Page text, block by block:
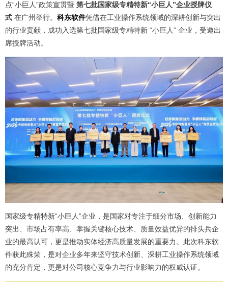
点“小巨人”政策宣贯暨 第七批国家级专精特新“小巨人”企业授牌仪
式 在广州举行。 科东软件凭借在工业操作系统领域的深耕创新与突出
的行业贡献，成功入选第七批国家级专精特新 “小巨人” 企业，受邀出
席授牌活动。
国家级专精特新“小巨人”企业，是国家对专注于细分市场、创新能力
突出、市场占有率高、掌握关键核心技术、质量效益优异的排头兵企
业的最高认可，更是推动实体经济高质量发展的重要力。此次科东软
件获此殊荣，是对企业多年来坚守技术创新、深耕工业操作系统领域
的充分肯定，更是对公司核心竞争力与行业影响力的权威认证。